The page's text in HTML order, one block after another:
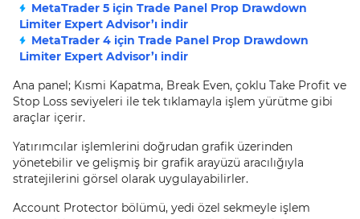
MetaTrader 5 için Trade Panel Prop Drawdown
Limiter Expert Advisor’ı indir
MetaTrader 4 için Trade Panel Prop Drawdown
Limiter Expert Advisor’ı indir
Ana panel; Kısmi Kapatma, Break Even, çoklu Take Profit ve
Stop Loss seviyeleri ile tek tıklamayla işlem yürütme gibi
araçlar içerir.
Yatırımcılar işlemlerini doğrudan grafik üzerinden
yönetebilir ve gelişmiş bir grafik arayüzü aracılığıyla
stratejilerini görsel olarak uygulayabilirler.
Account Protector bölümü, yedi özel sekmeyle işlem